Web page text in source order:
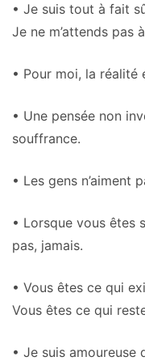
• Je suis tout à fait
Je ne m’attends pas
• Pour moi, la réalité
• Une pensée non
souffrance.
• Les gens n’aiment
• Lorsque vous êtes
pas, jamais.
• Vous êtes ce qui
Vous êtes ce qui
• Je suis amoureuse